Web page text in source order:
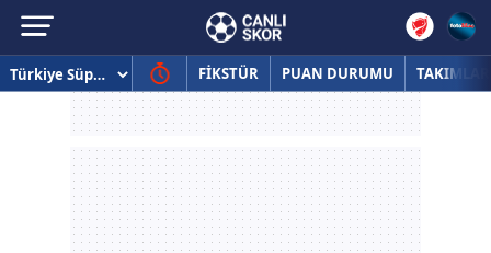
FİKSTÜR PUAN DURUMU TAKIMLAR